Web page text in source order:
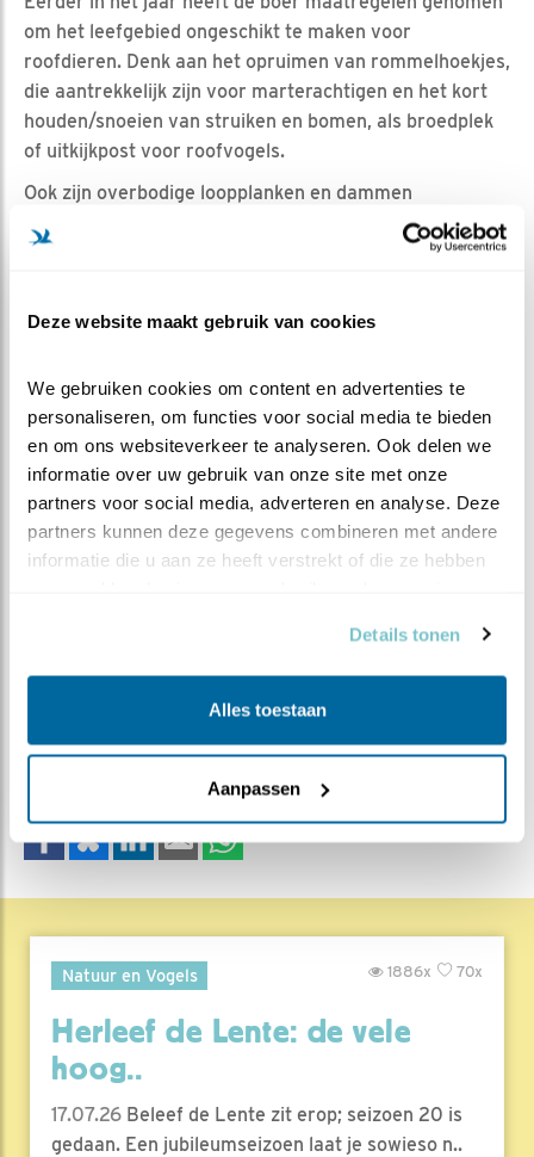
Deze website maakt gebruik van cookies
We gebruiken cookies om content en advertenties te
personaliseren, om functies voor social media te bieden
en om ons websiteverkeer te analyseren. Ook delen we
informatie over uw gebruik van onze site met onze
partners voor social media, adverteren en analyse. Deze
partners kunnen deze gegevens combineren met andere
informatie die u aan ze heeft verstrekt of die ze hebben
Details tonen
Alles toestaan
Aanpassen
om het leefgebied ongeschikt te maken voor
roofdieren. Denk aan het opruimen van rommelhoekjes,
die aantrekkelijk zijn voor marterachtigen en het kort
houden/snoeien van struiken en bomen, als broedplek
of uitkijkpost voor roofvogels.
Ook zijn overbodige loopplanken en dammen
verwijderd om bijvoorbeeld vossen en katten te weren.
En hebben we pinnen op zonnepanelen bij de plas- dras
de roofdieren nog lastiger te maken.
paartje kievit buitelt verliefd in de lucht en een paar
scholeksters maken zich uit de voeten. Ook de boer
komt even buurten. Als eindelijk alles stevig staat
kijken we - met het zweet op de rug - tevreden rond en
is het hopen dat we wat vangen op de beelden…..
Volgende actie is het plaatsen van temperatuurloggers
in de nesten!
Bewaar deze blog
Alle
Beleef de Lente blogs
Natuur en Vogels 70x
1886x
Herleef de Lente: de vele
hoog..
17.07.26 Beleef de Lente zit erop; seizoen 20 is
gedaan. Een jubileumseizoen laat je sowieso n..